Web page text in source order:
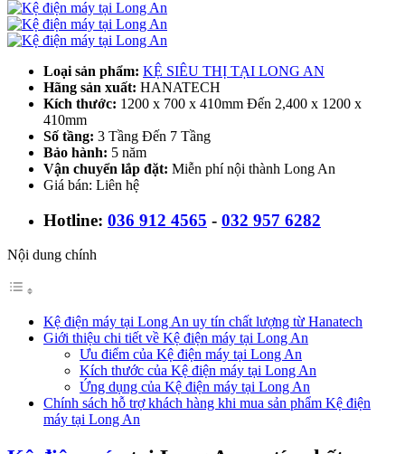
Loại sản phẩm: KỆ SIÊU THỊ TẠI LONG AN
Hãng sản xuất: HANATECH
Kích thước: 1200 x 700 x 410mm Đến 2,400 x 1200 x
410mm
Số tầng: 3 Tầng Đến 7 Tầng
Bảo hành: 5 năm
Vận chuyển lắp đặt: Miễn phí nội thành Long An
Giá bán: Liên hệ
Hotline: 036 912 4565 - 032 957 6282
Nội dung chính
Kệ điện máy tại Long An uy tín chất lượng từ Hanatech
Giới thiệu chi tiết về Kệ điện máy tại Long An
Ưu điểm của Kệ điện máy tại Long An
Kích thước của Kệ điện máy tại Long An
Ứng dụng của Kệ điện máy tại Long An
Chính sách hỗ trợ khách hàng khi mua sản phẩm Kệ điện
máy tại Long An